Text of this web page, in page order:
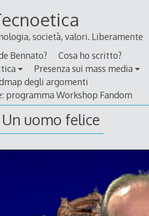
società, valori. Liberamente
Bennato?
Cosa ho scritto?
Presenza sui mass media
degli argomenti
programma Workshop Fandom
Un uomo felice